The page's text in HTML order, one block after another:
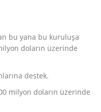
bu yana bu kuruluşa
doların üzerinde
destek.
milyon doların üzerinde